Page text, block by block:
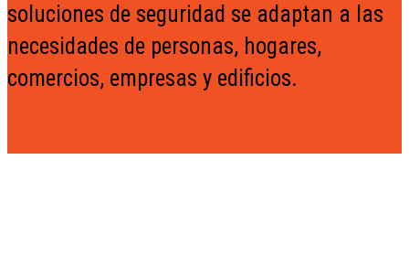
soluciones de seguridad se adaptan a las
necesidades de personas, hogares,
comercios, empresas y edificios.